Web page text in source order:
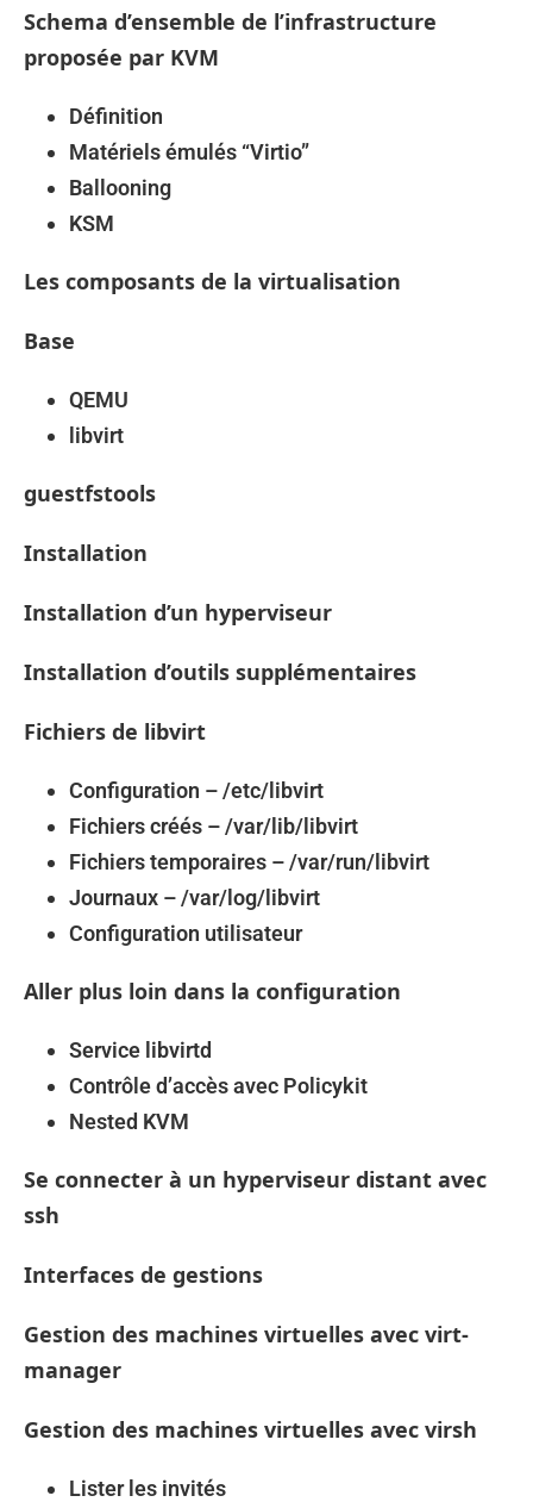
Schema d’ensemble de l’infrastructure
proposée par KVM
Définition
Matériels émulés “Virtio”
Ballooning
KSM
Les composants de la virtualisation
Base
QEMU
libvirt
guestfstools
Installation
Installation d’un hyperviseur
Installation d’outils supplémentaires
Fichiers de libvirt
Configuration – /etc/libvirt
Fichiers créés – /var/lib/libvirt
Fichiers temporaires – /var/run/libvirt
Journaux – /var/log/libvirt
Configuration utilisateur
Aller plus loin dans la configuration
Service libvirtd
Contrôle d’accès avec Policykit
Nested KVM
Se connecter à un hyperviseur distant avec
ssh
Interfaces de gestions
Gestion des machines virtuelles avec virt-
manager
Gestion des machines virtuelles avec virsh
Lister les invités